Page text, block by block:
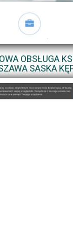
OBSŁUGA
SASKA